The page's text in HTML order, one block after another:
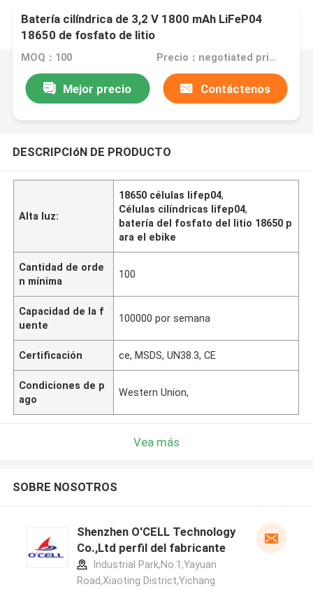
Batería cilíndrica de 3,2 V 1800 mAh LiFeP04
18650 de fosfato de litio
MOQ：100 Precio：negotiated price
Mejor precio Contáctenos
DESCRIPCIóN DE PRODUCTO
Alta luz:
18650 células lifep04,
Células cilíndricas lifep04,
batería del fosfato del litio 18650 p
ara el ebike
Cantidad de orde
n mínima
100
Capacidad de la f
uente
100000 por semana
Certificación ce, MSDS, UN38.3, CE
Condiciones de p
ago
Western Union,
Vea más
SOBRE NOSOTROS
Shenzhen O'CELL Technology
Co.,Ltd perfil del fabricante
Industrial Park,No.1,Yayuan
Road,Xiaoting District,Yichang